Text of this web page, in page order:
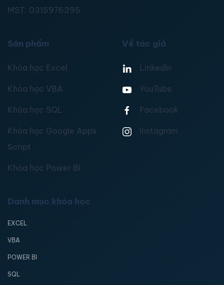
MST: 0315976395
Sản phẩm
Khóa học Excel
Khóa học VBA
Khóa học SQL
Khóa học Google Apps
Script
Khóa học Power BI
Về tác giả
Linkedin
YouTube
Facebook
Instagram
Danh mục khóa học
EXCEL
VBA
POWER BI
SQL